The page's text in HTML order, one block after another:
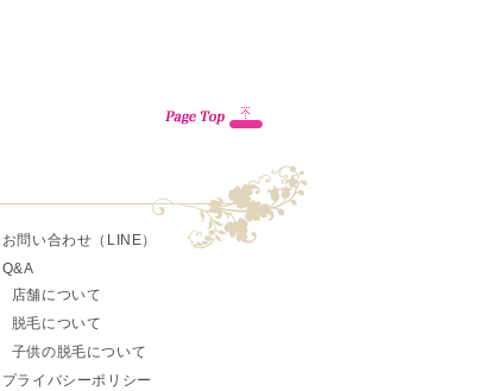
お問い合わせ（LINE）
Q&A
店舗について
脱毛について
子供の脱毛について
プライバシーポリシー